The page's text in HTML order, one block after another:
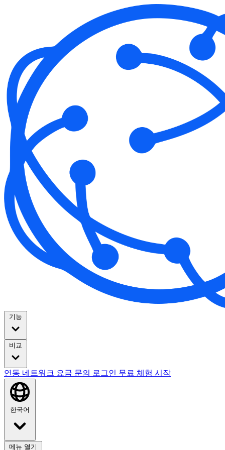
기능
비교
연동 네트워크 요금 문의 로그인 무료 체험 시작
한국어
메뉴 열기